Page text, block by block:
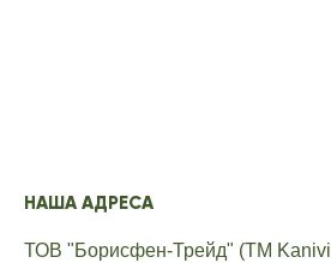
НАША АДРЕСА
ТОВ "Борисфен-Трейд" (ТМ